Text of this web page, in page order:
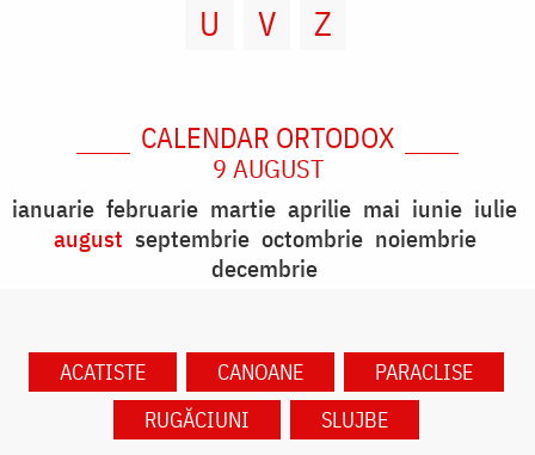
U
V Z
CALENDAR ORTODOX
9 AUGUST
ianuarie februarie martie aprilie mai iunie iulie
august septembrie octombrie noiembrie
decembrie
ACATISTE CANOANE
PARACLISE
RUGĂCIUNI
SLUJBE